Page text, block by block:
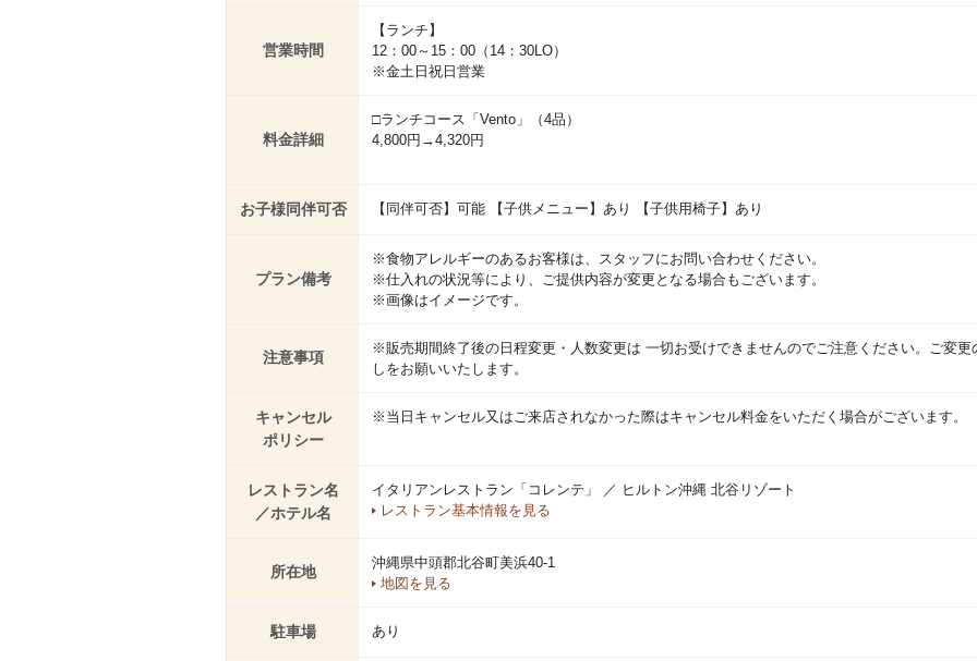
営業時間
【ランチ】
12：00～15：00（14：30LO）
※金土日祝日営業
料金詳細
□ランチコース「Vento」（4品）
4,800円→4,320円
お子様同伴可否 【同伴可否】可能 【子供メニュー】あり 【子供用椅子】あり
プラン備考
※食物アレルギーのあるお客様は、スタッフにお問い合わせください。
※仕入れの状況等により、ご提供内容が変更となる場合もございます。
※画像はイメージです。
注意事項
※販売期間終了後の日程変更・人数変更は 一切お受けできませんのでご注意ください。ご変
しをお願いいたします。
キャンセル
ポリシー
※当日キャンセル又はご来店されなかった際はキャンセル料金をいただく場合がございます。
レストラン名
／ホテル名
イタリアンレストラン「コレンテ」 ／ ヒルトン沖縄 北谷リゾート
レストラン基本情報を見る
所在地
沖縄県中頭郡北谷町美浜40-1
地図を見る
駐車場 あり